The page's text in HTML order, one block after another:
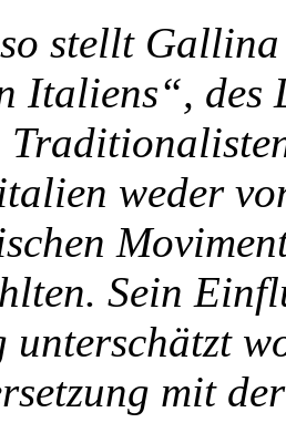
stellt
Italiens“, des
weder
Sein
unterschätzt
mit